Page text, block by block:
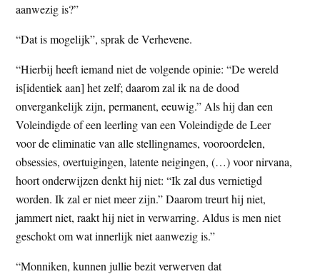
aanwezig is?”
“Dat is mogelijk”, sprak de Verhevene.
“Hierbij heeft iemand niet de volgende opinie: “De wereld
is[identiek aan] het zelf; daarom zal ik na de dood
onvergankelijk zijn, permanent, eeuwig.” Als hij dan een
Voleindigde of een leerling van een Voleindigde de Leer
voor de eliminatie van alle stellingnames, vooroordelen,
obsessies, overtuigingen, latente neigingen, (…) voor nirvana,
hoort onderwijzen denkt hij niet: “Ik zal dus vernietigd
worden. Ik zal er niet meer zijn.” Daarom treurt hij niet,
jammert niet, raakt hij niet in verwarring. Aldus is men niet
geschokt om wat innerlijk niet aanwezig is.”
“Monniken, kunnen jullie bezit verwerven dat